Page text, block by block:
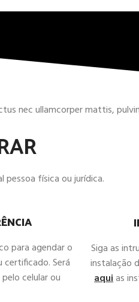
nec ullamcorper mattis,
física ou jurídica.
para agendar o
certificado. Será
celular ou
Siga as
instalação
aquias